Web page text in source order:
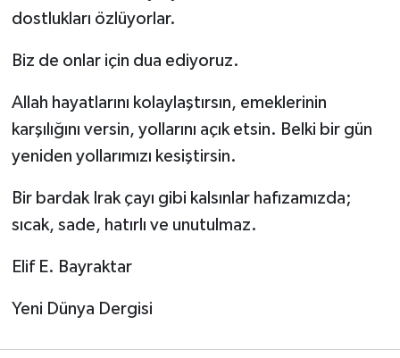
dostlukları özlüyorlar.
Biz de onlar için dua ediyoruz.
Allah hayatlarını kolaylaştırsın, emeklerinin
karşılığını versin, yollarını açık etsin. Belki bir gün
yeniden yollarımızı kesiştirsin.
Bir bardak Irak çayı gibi kalsınlar hafızamızda;
sıcak, sade, hatırlı ve unutulmaz.
Elif E. Bayraktar
Yeni Dünya Dergisi